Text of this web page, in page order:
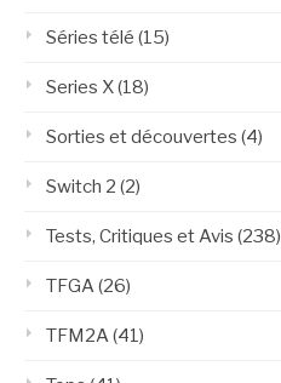
Séries télé (15)
Series X(18)
Sorties et découvertes (4)
Switch 2 (2)
Tests, Critiques et Avis (238)
TFGA(26)
TFM2A(41)